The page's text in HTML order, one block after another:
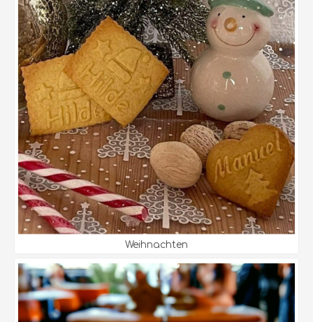
Weihnachten